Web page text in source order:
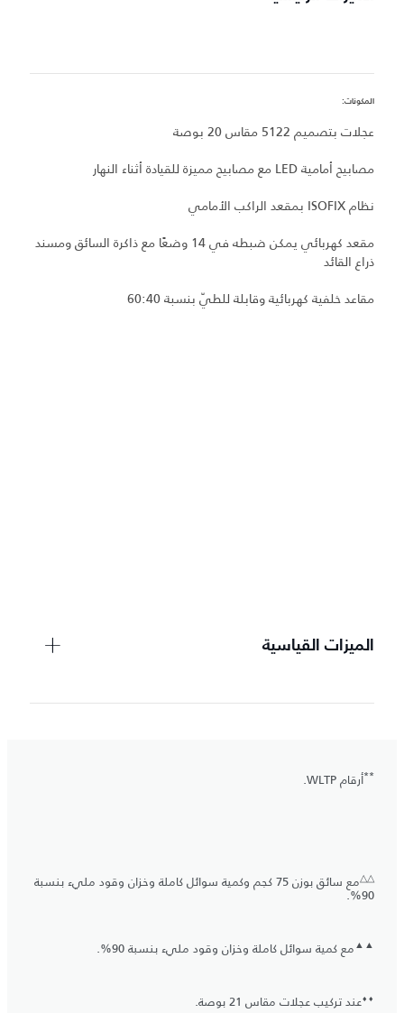
المكونات:
عجلات بتصميم 5122 مقاس 20 بوصة
مصابيح أمامية LED مع مصابيح مميزة للقيادة أثناء النهار
نظام ISOFIX بمقعد الراكب الأمامي
مقعد كهربائي يمكن ضبطه في 14 وضعًا مع ذاكرة السائق ومسند
ذراع القائد
مقاعد خلفية كهربائية وقابلة للطيّ بنسبة 60:40
الميزات القياسية
**أرقام WLTP.
△
△ مع سائق بوزن 75 كجم وكمية سوائل كاملة وخزان وقود مليء بنسبة
90%.
▲
▲مع كمية سوائل كاملة وخزان وقود مليء بنسبة 90%.
⬧
⬧عند تركيب عجلات مقاس 21 بوصة.